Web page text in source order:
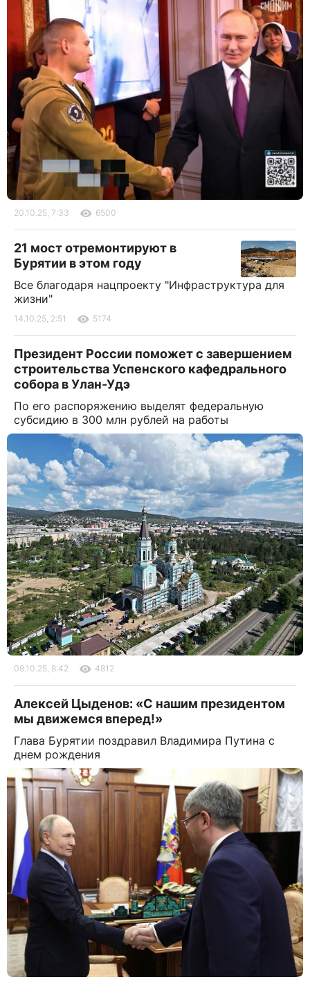
20.10.25, 7:33 6500
21 мост отремонтируют в
Бурятии в этом году
Все благодаря нацпроекту "Инфраструктура для
жизни"
14.10.25, 2:51 5174
Президент России поможет с завершением
строительства Успенского кафедрального
собора в Улан-Удэ
По его распоряжению выделят федеральную
субсидию в 300 млн рублей на работы
08.10.25, 8:42 4812
Алексей Цыденов: «С нашим президентом
мы движемся вперед!»
Глава Бурятии поздравил Владимира Путина с
днем рождения